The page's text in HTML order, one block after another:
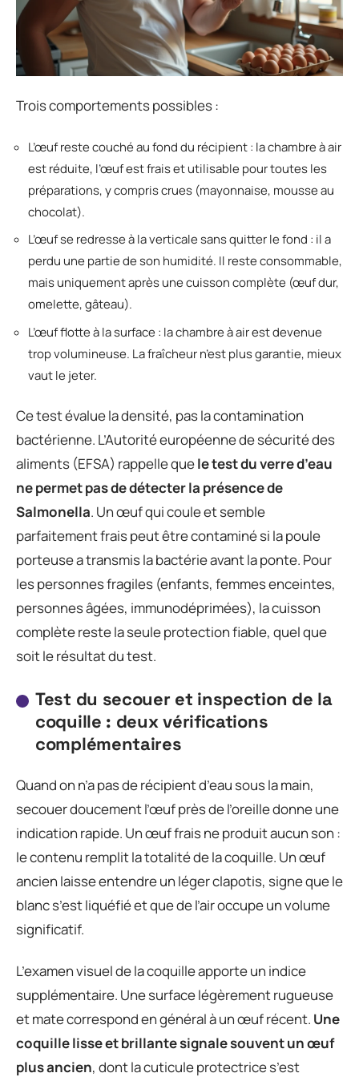
Trois comportements possibles :
L’œuf reste couché au fond du récipient : la chambre à air
est réduite, l’œuf est frais et utilisable pour toutes les
préparations, y compris crues (mayonnaise, mousse au
chocolat).
L’œuf se redresse à la verticale sans quitter le fond : il a
perdu une partie de son humidité. Il reste consommable,
mais uniquement après une cuisson complète (œuf dur,
omelette, gâteau).
L’œuf flotte à la surface : la chambre à air est devenue
trop volumineuse. La fraîcheur n’est plus garantie, mieux
vaut le jeter.
Ce test évalue la densité, pas la contamination
bactérienne. L’Autorité européenne de sécurité des
aliments (EFSA) rappelle quele test du verre d’eau
ne permet pas de détecter la présence de
Salmonella. Un œuf qui coule et semble
parfaitement frais peut être contaminé si la poule
porteuse a transmis la bactérie avant la ponte. Pour
les personnes fragiles (enfants, femmes enceintes,
personnes âgées, immunodéprimées), la cuisson
complète reste la seule protection fiable, quel que
soit le résultat du test.
Test du secouer et inspection de la
coquille : deux vérifications
complémentaires
Quand on n’a pas de récipient d’eau sous la main,
secouer doucement l’œuf près de l’oreille donne une
indication rapide. Un œuf frais ne produit aucun son :
le contenu remplit la totalité de la coquille. Un œuf
ancien laisse entendre un léger clapotis, signe que le
blanc s’est liquéfié et que de l’air occupe un volume
significatif.
L’examen visuel de la coquille apporte un indice
supplémentaire. Une surface légèrement rugueuse
et mate correspond en général à un œuf récent. Une
coquille lisse et brillante signale souvent un œuf
plus ancien, dont la cuticule protectrice s’est